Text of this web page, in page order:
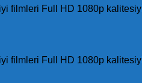
filmleri Full HD 1080p
iyi filmleri Full HD 1080p